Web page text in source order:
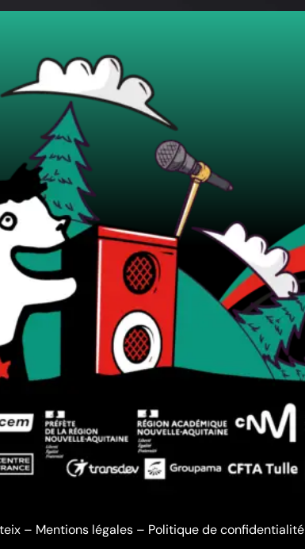
– Mentions légales– Politique de confidentialité